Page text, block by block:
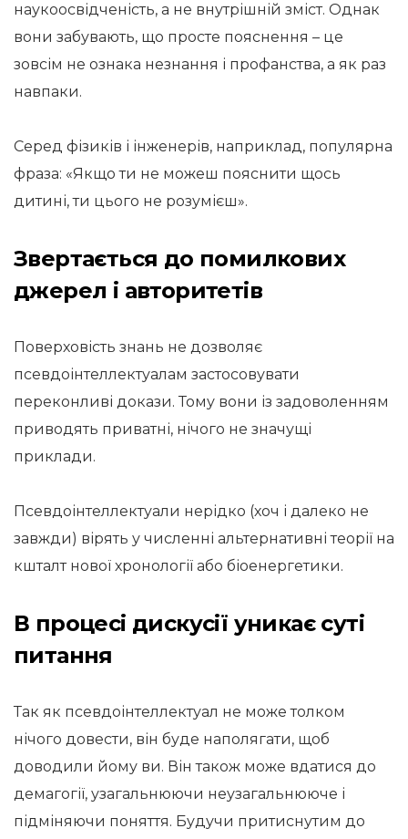
наукоосвідченість, а не внутрішній зміст. Однак
вони забувають, що просте пояснення – це
зовсім не ознака незнання і профанства, а як раз
навпаки.
Серед фізиків і інженерів, наприклад, популярна
фраза: «Якщо ти не можеш пояснити щось
дитині, ти цього не розумієш».
Звертається до помилкових
джерел і авторитетів
Поверховість знань не дозволяє
псевдоінтеллектуалам застосовувати
переконливі докази. Тому вони із задоволенням
приводять приватні, нічого не значущі
приклади.
Псевдоінтеллектуали нерідко (хоч і далеко не
завжди) вірять у численні альтернативні теорії на
кшталт нової хронології або біоенергетики.
В процесі дискусії уникає суті
питання
Так як псевдоінтеллектуал не може толком
нічого довести, він буде наполягати, щоб
доводили йому ви. Він також може вдатися до
демагогії, узагальнюючи неузагальнююче і
підміняючи поняття. Будучи притиснутим до